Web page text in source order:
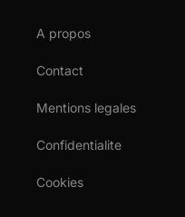
A propos
Contact
Mentions legales
Confidentialite
Cookies